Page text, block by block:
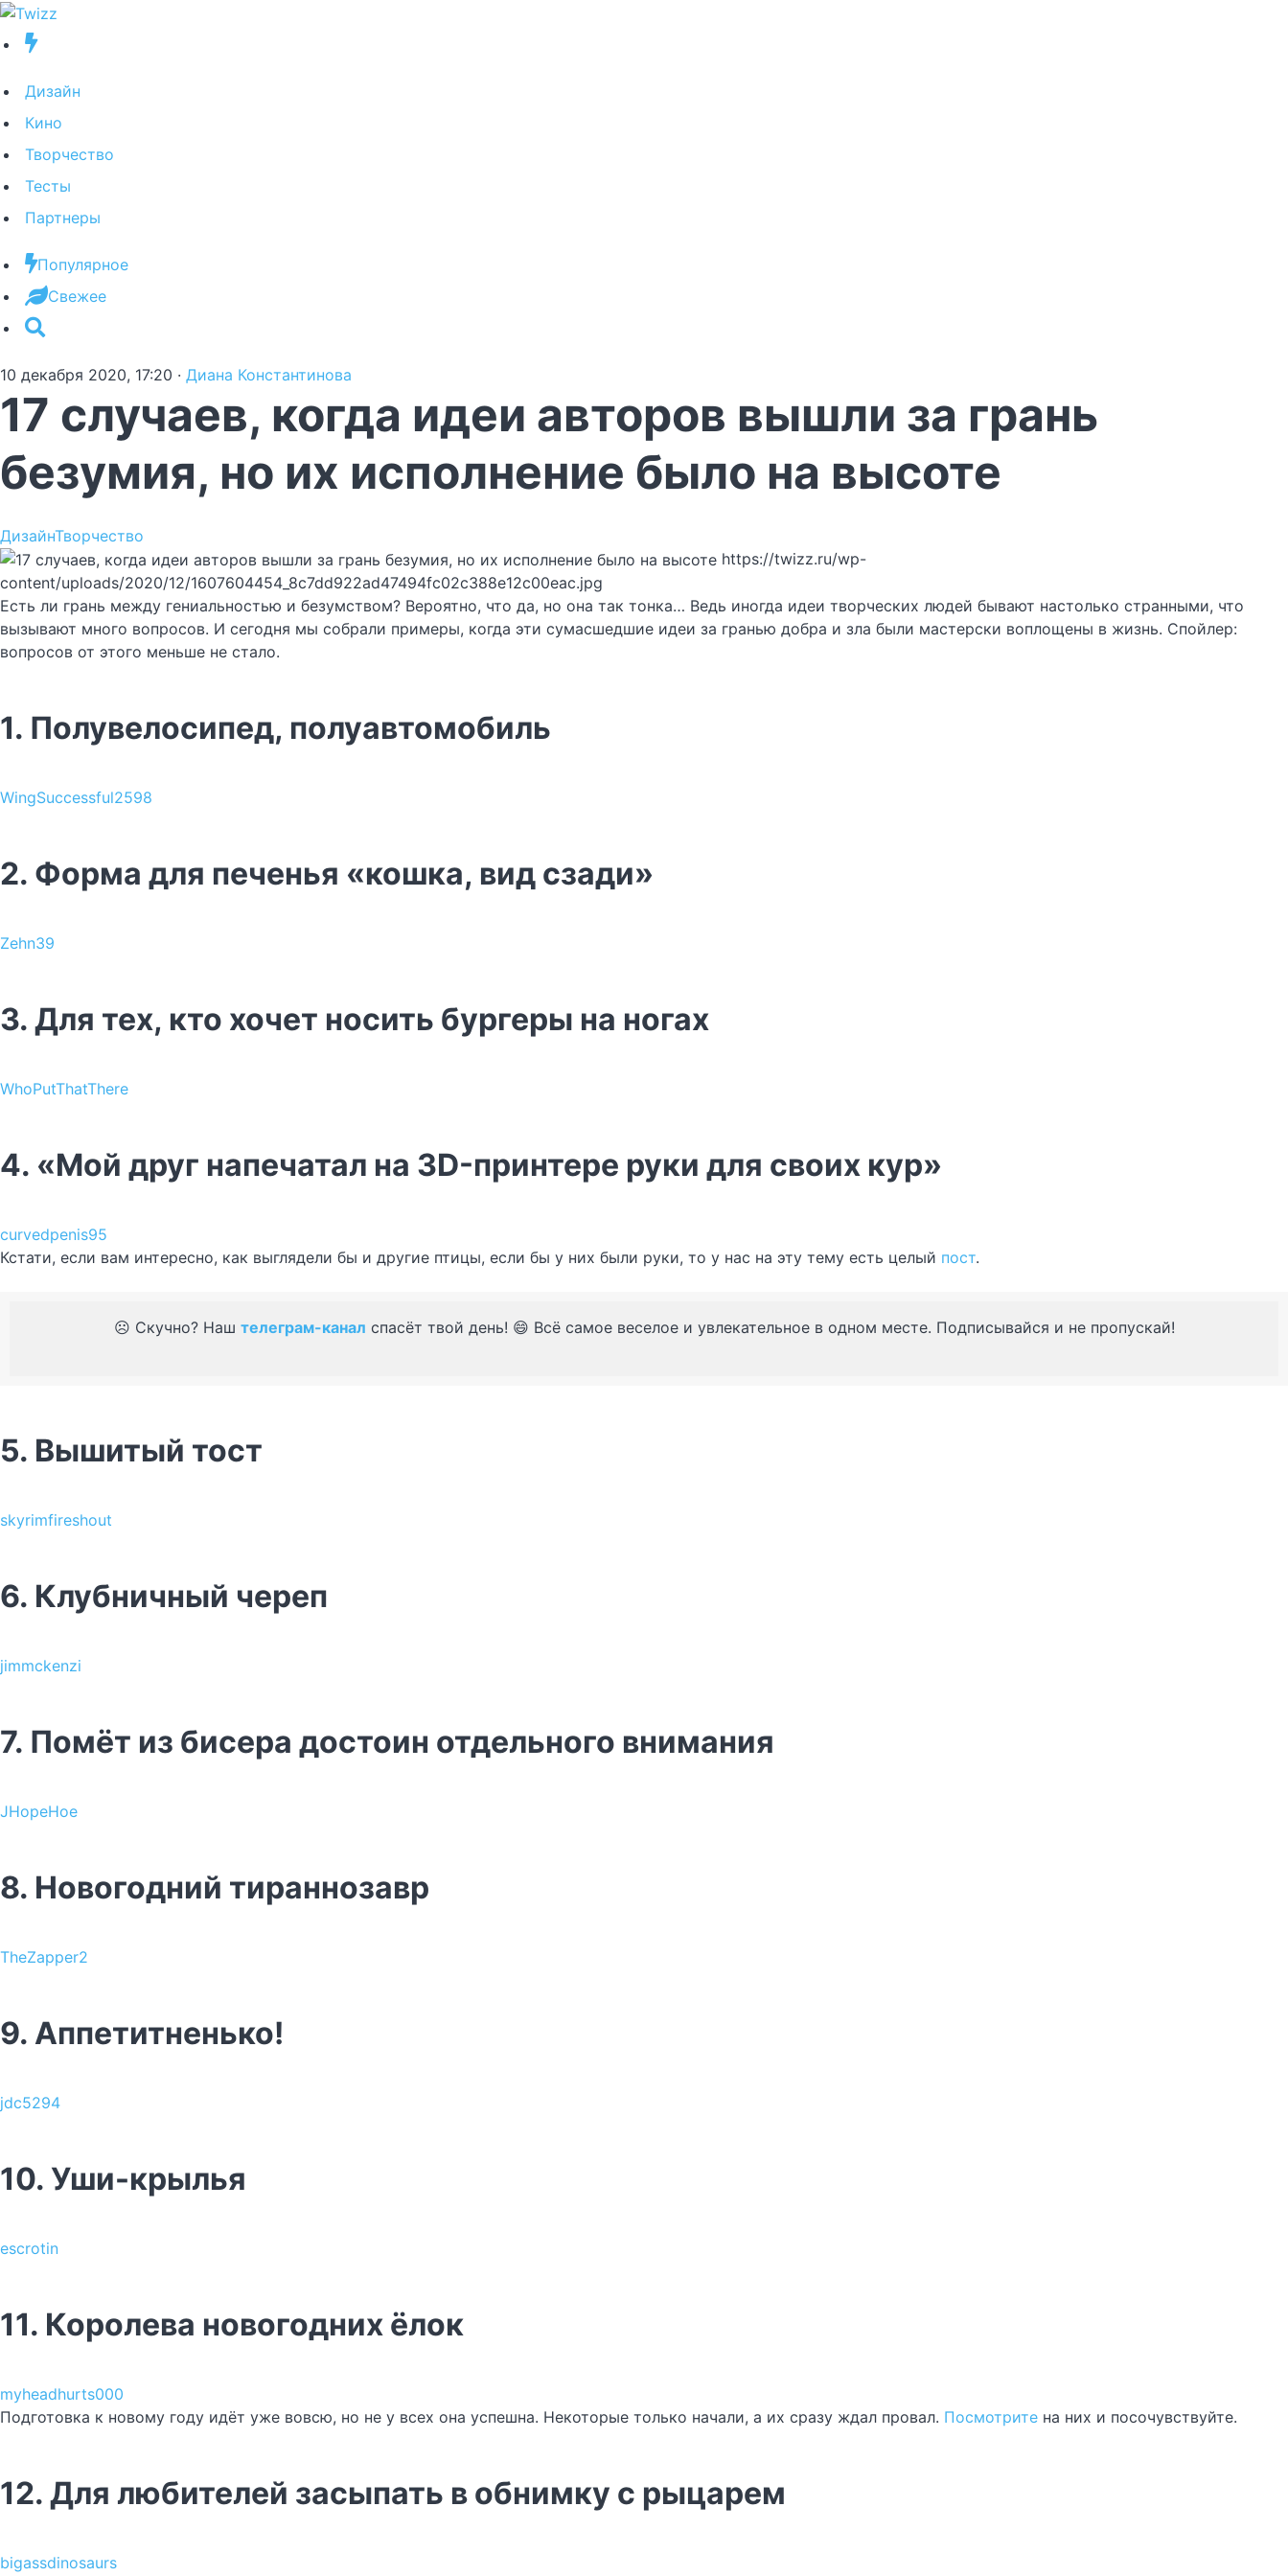
Дизайн
Кино
Творчество
Тесты
Партнеры
Популярное
Свежее
10 декабря 2020, 17:20 · Диана Константинова
17 случаев, когда идеи авторов вышли за грань
безумия, но их исполнение было на высоте
ДизайнТворчество
https://twizz.ru/wp-
content/uploads/2020/12/1607604454_8c7dd922ad47494fc02c388e12c00eac.jpg
Есть ли грань между гениальностью и безумством? Вероятно, что да, но она так тонка… Ведь иногда идеи творческих людей бывают настолько странными, что
вызывают много вопросов. И сегодня мы собрали примеры, когда эти сумасшедшие идеи за гранью добра и зла были мастерски воплощены в жизнь. Спойлер:
вопросов от этого меньше не стало.
1. Полувелосипед, полуавтомобиль
WingSuccessful2598
2. Форма для печенья «кошка, вид сзади»
Zehn39
3. Для тех, кто хочет носить бургеры на ногах
WhoPutThatThere
4. «Мой друг напечатал на 3D-принтере руки для своих кур»
curvedpenis95
Кстати, если вам интересно, как выглядели бы и другие птицы, если бы у них были руки, то у нас на эту тему есть целый пост.
☹️ Скучно? Наш телеграм-канал спасёт твой день! 😄 Всё самое веселое и увлекательное в одном месте. Подписывайся и не пропускай!
5. Вышитый тост
skyrimfireshout
6. Клубничный череп
jimmckenzi
7. Помёт из бисера достоин отдельного внимания
JHopeHoe
8. Новогодний тираннозавр
TheZapper2
9. Аппетитненько!
jdc5294
10. Уши-крылья
escrotin
11. Королева новогодних ёлок
myheadhurts000
Подготовка к новому году идёт уже вовсю, но не у всех она успешна. Некоторые только начали, а их сразу ждал провал. Посмотрите на них и посочувствуйте.
12. Для любителей засыпать в обнимку с рыцарем
bigassdinosaurs